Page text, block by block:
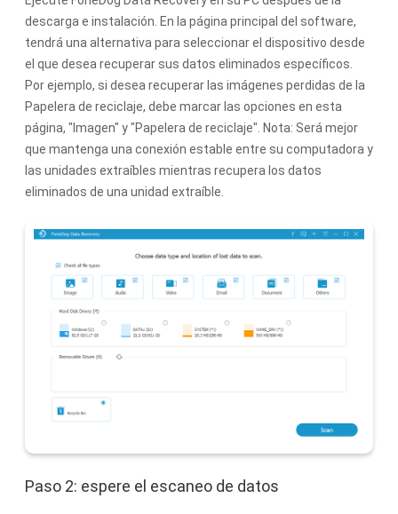
descarga e instalación. En la página principal del software,
tendrá una alternativa para seleccionar el dispositivo desde
el que desea recuperar sus datos eliminados específicos.
Por ejemplo, si desea recuperar las imágenes perdidas de la
Papelera de reciclaje, debe marcar las opciones en esta
página, "Imagen" y "Papelera de reciclaje". Nota: Será mejor
que mantenga una conexión estable entre su computadora y
las unidades extraíbles mientras recupera los datos
eliminados de una unidad extraíble.
Paso 2: espere el escaneo de datos